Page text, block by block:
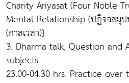
Charity Ariyasat (Four Noble
Mental Relationship (ปฏิจจสมุ
(กาลเวลา)}
3. Dharma talk, Question and
subjects.
23.00-04.30 hrs. Practice over